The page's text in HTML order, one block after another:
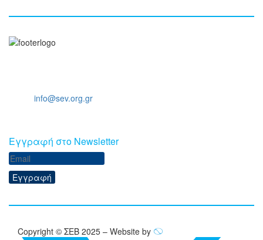
info@sev.org.gr
Eγγραφή στο Newsletter
Εγγραφή
Copyright © ΣΕΒ 2025 – Website by